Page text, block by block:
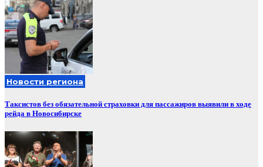
Новости региона
Таксистов без обязательной страховки для пассажиров выявили в ходе
рейда в Новосибирске